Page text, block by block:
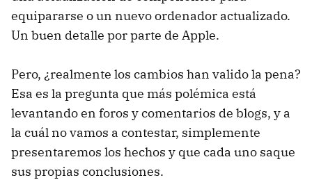
equipararse o un nuevo ordenador actualizado.
Un buen detalle por parte de Apple.
Pero, ¿realmente los cambios han valido la pena?
Esa es la pregunta que más polémica está
levantando en foros y comentarios de blogs, y a
la cuál no vamos a contestar, simplemente
presentaremos los hechos y que cada uno saque
sus propias conclusiones.